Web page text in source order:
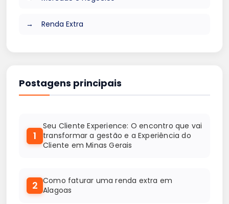
Renda Extra
Postagens principais
1
Seu Cliente Experience: O encontro que vai
transformar a gestão e a Experiência do
Cliente em Minas Gerais
2 Como faturar uma renda extra em
Alagoas